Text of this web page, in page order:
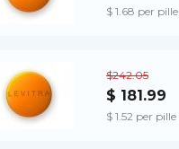
$ 1.68 per pille
$242.05
$ 181.99
$ 1.52 per pille